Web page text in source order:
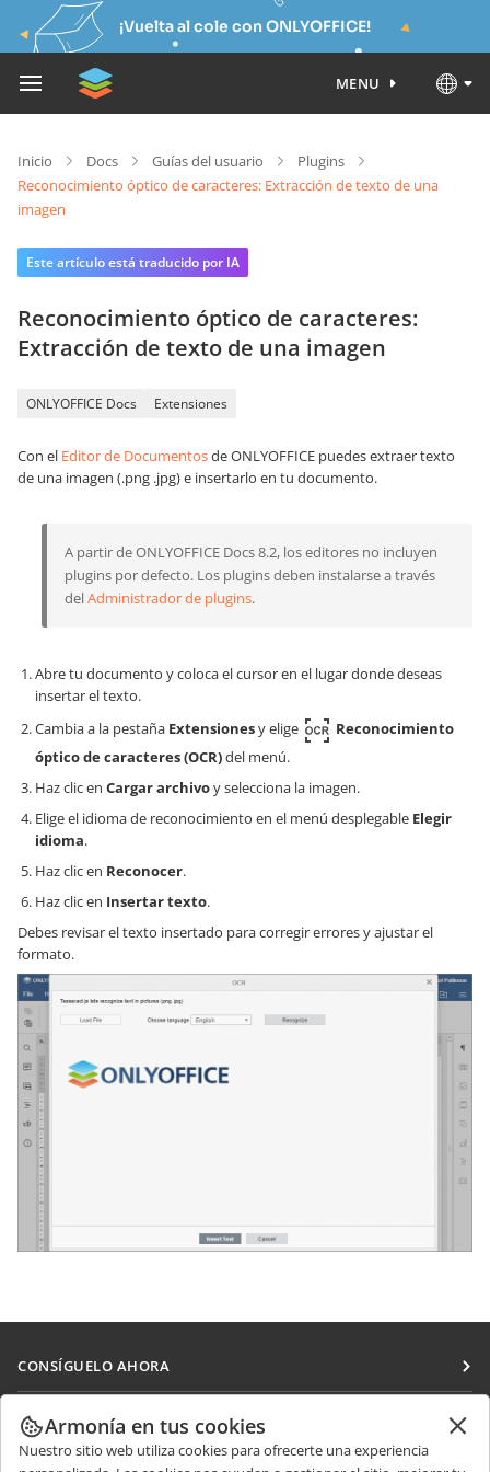
¡Vuelta al cole con ONLYOFFICE!
MENU
Inicio Docs Guías del usuario
Plugins
Reconocimiento óptico de caracteres: Extracción de texto de una
imagen
Este artículo está traducido por IA
Reconocimiento óptico de caracteres:
Extracción de texto de una imagen
ONLYOFFICE Docs Extensiones
Con el Editor de Documentosde ONLYOFFICE puedes extraer texto
de una imagen (.png .jpg) e insertarlo en tu documento.
A partir de ONLYOFFICE Docs 8.2, los editores no incluyen
plugins por defecto. Los plugins deben instalarse a través
delAdministrador de plugins.
Abre tu documento y coloca el cursor en el lugar donde deseas
insertar el texto.
Cambia a la pestaña Extensionesy elige
Reconocimiento
óptico de caracteres (OCR)del menú.
Haz clic en Cargar archivoy selecciona la imagen.
Elige el idioma de reconocimiento en el menú desplegable Elegir
idioma.
Haz clic en Reconocer.
Haz clic en Insertar texto.
Debes revisar el texto insertado para corregir errores y ajustar el
formato.
CONSÍGUELO AHORA
Docs
DocSpace
COLABORAR
Para colaboradores
Armonía en tus cookies
Nuestro sitio web utiliza cookies para ofrecerte una experiencia